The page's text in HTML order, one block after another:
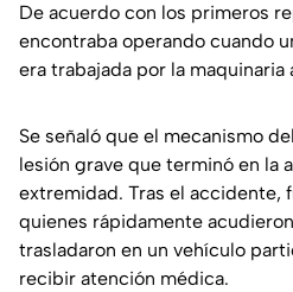
De acuerdo con los primeros
encontraba operando cuando
era trabajada por la maquinaria
Se señaló que el mecanismo
lesión grave que terminó en la
extremidad. Tras el accidente,
quienes rápidamente
trasladaron en un vehículo
recibir atención médica.